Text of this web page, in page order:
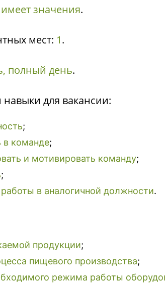
значения.
мест: 1.
полный день.
для вакансии:
;
в команде;
и мотивировать команду;
;
в аналогичной должности.
продукции;
пищевого производства;
режима работы